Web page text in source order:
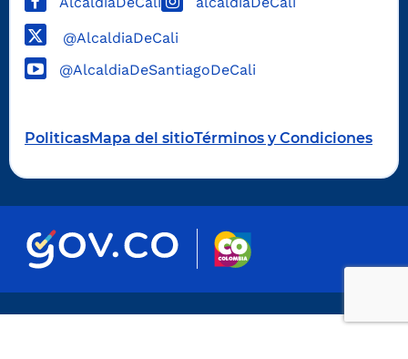
@AlcaldiaDeCali
@AlcaldiaDeSantiagoDeCali
PoliticasMapa del sitioTérminos y Condiciones